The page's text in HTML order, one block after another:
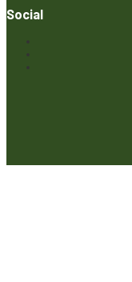
Social